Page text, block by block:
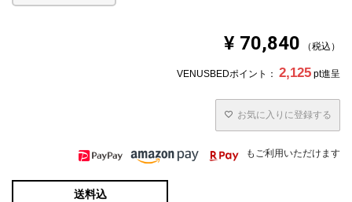
詰め物：スモールフェザー100％
¥ 70,840 税込
VENUSBEDポイント： 2,125 pt進呈
お気に入りに登録する
もご利用いただけます
送料込